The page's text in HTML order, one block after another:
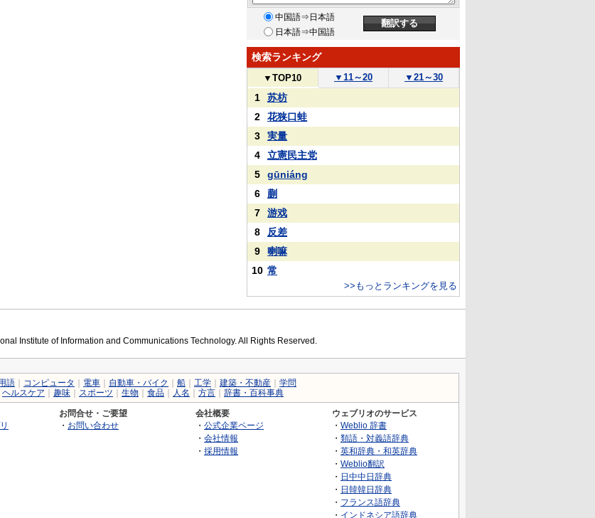
中国語⇒日本語
日本語⇒中国語
検索ランキング
▼ TOP10 ▼ 11～20 ▼ 21～30
1
苏枋
2
花狭口蛙
3
実量
4
立憲民主党
5
gūniáng
6
蒯
7
游戏
8
反差
9
喇嘛
10 常
>>もっとランキングを見る
Institute of Information and Communications Technology. All Rights Reserved.
語 コンピュータ 電車 自動車・バイク 船 工学 建築・不動産
学問
ヘルスケア 趣味 スポーツ 生物 食品 人名 方言 辞書・百科事典
お問合せ・ご要望
・ お問い合わせ
会社概要
・ 公式企業ページ
・ 会社情報
・ 採用情報
ウェブリオのサービス
・ Weblio 辞書
・ 類語・対義語辞典
・ 英和辞典・和英辞典
・ Weblio翻訳
・ 日中中日辞典
・ 日韓韓日辞典
・ フランス語辞典
・ インドネシア語辞典